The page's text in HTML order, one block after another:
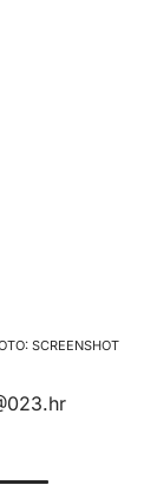
SCREENSHOT